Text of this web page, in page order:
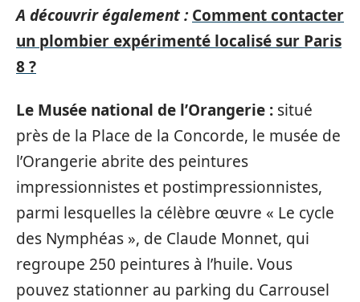
A découvrir également : Comment contacter
un plombier expérimenté localisé sur Paris
8 ?
Le Musée national de l’Orangerie : situé
près de la Place de la Concorde, le musée de
l’Orangerie abrite des peintures
impressionnistes et postimpressionnistes,
parmi lesquelles la célèbre œuvre « Le cycle
des Nymphéas », de Claude Monnet, qui
regroupe 250 peintures à l’huile. Vous
pouvez stationner au parking du Carrousel